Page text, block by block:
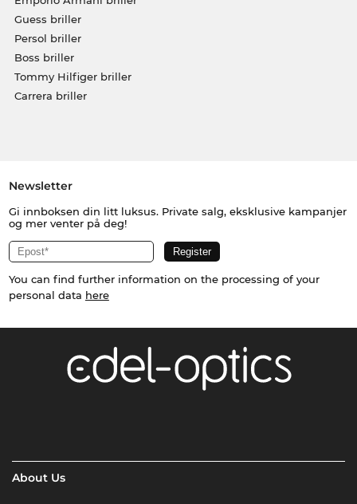
Guess briller
Persol briller
Boss briller
Tommy Hilfiger briller
Carrera briller
Newsletter
Gi innboksen din litt luksus. Private salg, eksklusive kampanjer
og mer venter på deg!
You can find further information on the processing of your
personal data here
About Us